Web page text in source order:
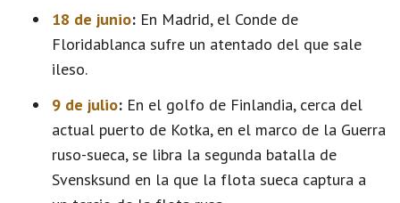
18 de junio: En Madrid, el Conde de
Floridablanca sufre un atentado del que sale
ileso.
9 de julio: En el golfo de Finlandia, cerca del
actual puerto de Kotka, en el marco de la Guerra
ruso-sueca, se libra la segunda batalla de
Svensksund en la que la flota sueca captura a